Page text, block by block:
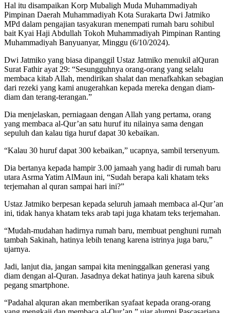
Hal itu disampaikan Korp Mubaligh Muda Muhammadiyah
Pimpinan Daerah Muhammadiyah Kota Surakarta Dwi Jatmiko
MPd dalam pengajian tasyakuran menempati rumah baru sohibul
bait Kyai Haji Abdullah Tokoh Muhammadiyah Pimpinan Ranting
Muhammadiyah Banyuanyar, Minggu (6/10/2024).
Dwi Jatmiko yang biasa dipanggil Ustaz Jatmiko menukil alQuran
Surat Fathir ayat 29: “Sesungguhnya orang-orang yang selalu
membaca kitab Allah, mendirikan shalat dan menafkahkan sebagian
dari rezeki yang kami anugerahkan kepada mereka dengan diam-
diam dan terang-terangan.”
Dia menjelaskan, perniagaan dengan Allah yang pertama, orang
yang membaca al-Qur’an satu huruf itu nilainya sama dengan
sepuluh dan kalau tiga huruf dapat 30 kebaikan.
“Kalau 30 huruf dapat 300 kebaikan,” ucapnya, sambil tersenyum.
Dia bertanya kepada hampir 3.00 jamaah yang hadir di rumah baru
utara Asrma Yatim AlMaun ini, “Sudah berapa kali khatam teks
terjemahan al quran sampai hari ini?”
Ustaz Jatmiko berpesan kepada seluruh jamaah membaca al-Qur’an
ini, tidak hanya khatam teks arab tapi juga khatam teks terjemahan.
“Mudah-mudahan hadirnya rumah baru, membuat penghuni rumah
tambah Sakinah, hatinya lebih tenang karena istrinya juga baru,”
ujarnya.
Jadi, lanjut dia, jangan sampai kita meninggalkan generasi yang
diam dengan al-Quran. Jasadnya dekat hatinya jauh karena sibuk
pegang smartphone.
“Padahal alquran akan memberikan syafaat kepada orang-orang